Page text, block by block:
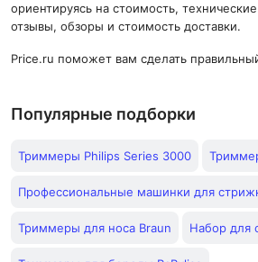
ориентируясь на стоимость,
отзывы, обзоры и стоимость доставки.
Price.ru поможет вам сделать
Популярные подборки
Триммеры Philips Series 3000
Профессиональные машинки для
Триммеры для носа Braun Набор для